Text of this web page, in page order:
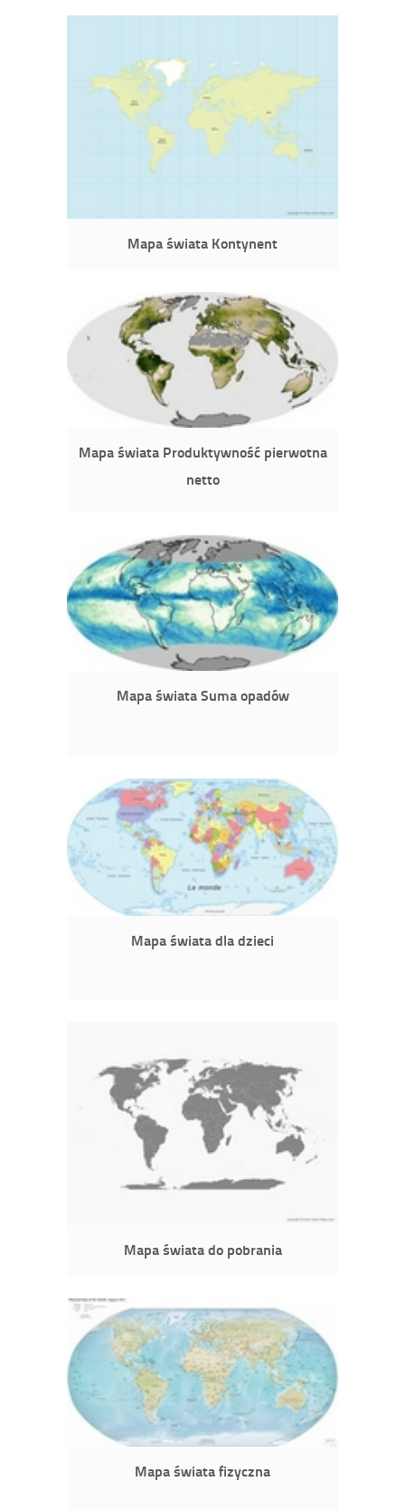
Mapa świata Kontynent
Mapa świata Produktywność pierwotna
netto
Mapa świata Suma opadów
Mapa świata dla dzieci
Mapa świata do pobrania
Mapa świata fizyczna